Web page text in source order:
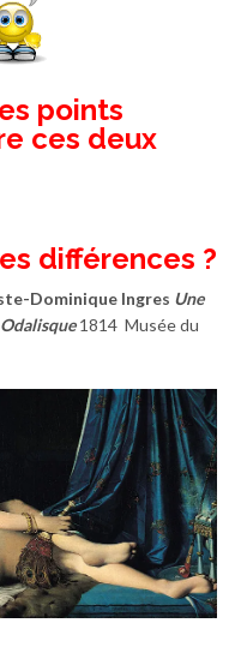
points
ces deux
différences ?
Dominique Ingres Une
1814 Musée du